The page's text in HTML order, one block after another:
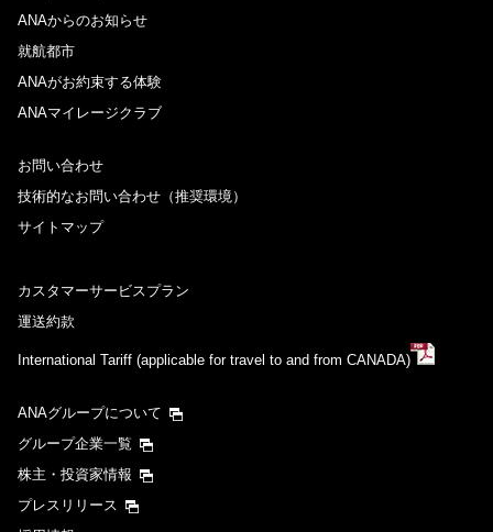
ANAからのお知らせ
就航都市
ANAがお約束する体験
ANAマイレージクラブ
お問い合わせ
技術的なお問い合わせ（推奨環境）
サイトマップ
カスタマーサービスプラン
運送約款
International Tariff (applicable for travel to and from CANADA)
ANAグループについて
グループ企業一覧
株主・投資家情報
プレスリリース